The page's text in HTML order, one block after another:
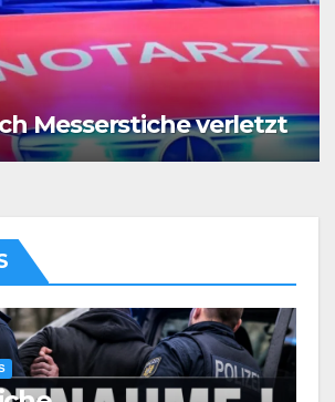
Messerstiche verletzt